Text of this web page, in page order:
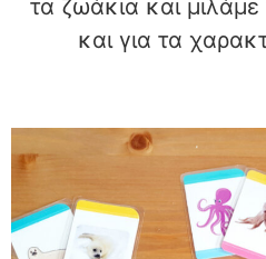
τα ζωάκια και
και για τα